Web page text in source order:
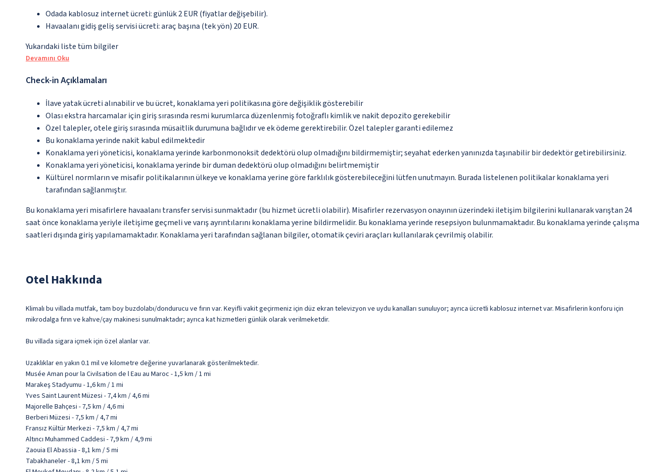
Odada kablosuz internet ücreti: günlük 2 EUR (fiyatlar değişebilir).
Havaalanı gidiş geliş servisi ücreti: araç başına (tek yön) 20 EUR.
Yukarıdaki liste tüm bilgiler
Devamını Oku
Check-in Açıklamaları
İlave yatak ücreti alınabilir ve bu ücret, konaklama yeri politikasına göre değişiklik gösterebilir
Olası ekstra harcamalar için giriş sırasında resmi kurumlarca düzenlenmiş fotoğraflı kimlik ve nakit depozito gerekebilir
Özel talepler, otele giriş sırasında müsaitlik durumuna bağlıdır ve ek ödeme gerektirebilir. Özel talepler garanti edilemez
Bu konaklama yerinde nakit kabul edilmektedir
Konaklama yeri yöneticisi, konaklama yerinde karbonmonoksit dedektörü olup olmadığını bildirmemiştir; seyahat ederken yanınızda taşınabilir bir dedektör getirebilirsiniz.
Konaklama yeri yöneticisi, konaklama yerinde bir duman dedektörü olup olmadığını belirtmemiştir
Kültürel normların ve misafir politikalarının ülkeye ve konaklama yerine göre farklılık gösterebileceğini lütfen unutmayın. Burada listelenen politikalar konaklama yeri
tarafından sağlanmıştır.
Bu konaklama yeri misafirlere havaalanı transfer servisi sunmaktadır (bu hizmet ücretli olabilir). Misafirler rezervasyon onayının üzerindeki iletişim bilgilerini kullanarak varıştan 24
saat önce konaklama yeriyle iletişime geçmeli ve varış ayrıntılarını konaklama yerine bildirmelidir. Bu konaklama yerinde resepsiyon bulunmamaktadır. Bu konaklama yerinde çalışma
saatleri dışında giriş yapılamamaktadır. Konaklama yeri tarafından sağlanan bilgiler, otomatik çeviri araçları kullanılarak çevrilmiş olabilir.
Otel Hakkında
Klimalı bu villada mutfak, tam boy buzdolabı/dondurucu ve fırın var. Keyifli vakit geçirmeniz için düz ekran televizyon ve uydu kanalları sunuluyor; ayrıca ücretli kablosuz internet var. Misafirlerin konforu için
mikrodalga fırın ve kahve/çay makinesi sunulmaktadır; ayrıca kat hizmetleri günlük olarak verilmeketdir.
Bu villada sigara içmek için özel alanlar var.
Uzaklıklar en yakın 0.1 mil ve kilometre değerine yuvarlanarak gösterilmektedir.
Musée Aman pour la Civilsation de l Eau au Maroc - 1,5 km / 1 mi
Marakeş Stadyumu - 1,6 km / 1 mi
Yves Saint Laurent Müzesi - 7,4 km / 4,6 mi
Majorelle Bahçesi - 7,5 km / 4,6 mi
Berberi Müzesi - 7,5 km / 4,7 mi
Fransız Kültür Merkezi - 7,5 km / 4,7 mi
Altıncı Muhammed Caddesi - 7,9 km / 4,9 mi
Zaouia El Abassia - 8,1 km / 5 mi
Tabakhaneler - 8,1 km / 5 mi